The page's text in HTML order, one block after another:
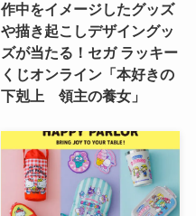
作中をイメージしたグッズ
や描き起こしデザイングッ
ズが当たる！セガ ラッキー
くじオンライン「本好きの
下剋上 領主の養女」